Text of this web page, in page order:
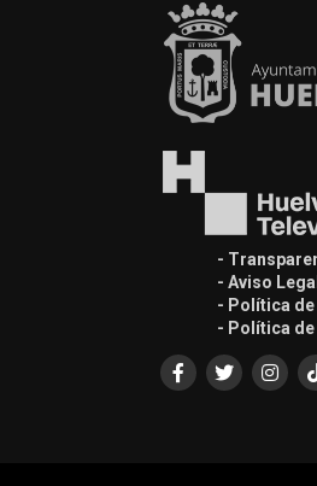
-
- Aviso Legal
- Política
- Política